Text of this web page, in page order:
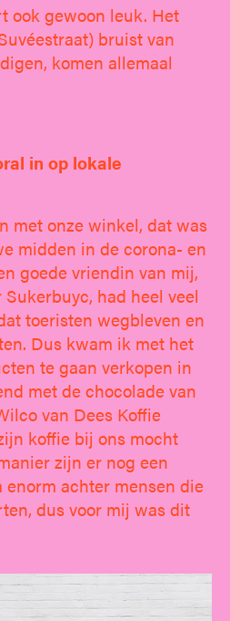
ook gewoon leuk. Het
bruist van
komen allemaal
in op lokale
met onze winkel, dat was
midden in de corona- en
goede vriendin van mij,
had heel veel
toeristen wegbleven en
Dus kwam ik met het
te gaan verkopen in
met de chocolade van
van Dees Koffie
koffie bij ons mocht
zijn er nog een
enorm achter mensen die
dus voor mij was dit